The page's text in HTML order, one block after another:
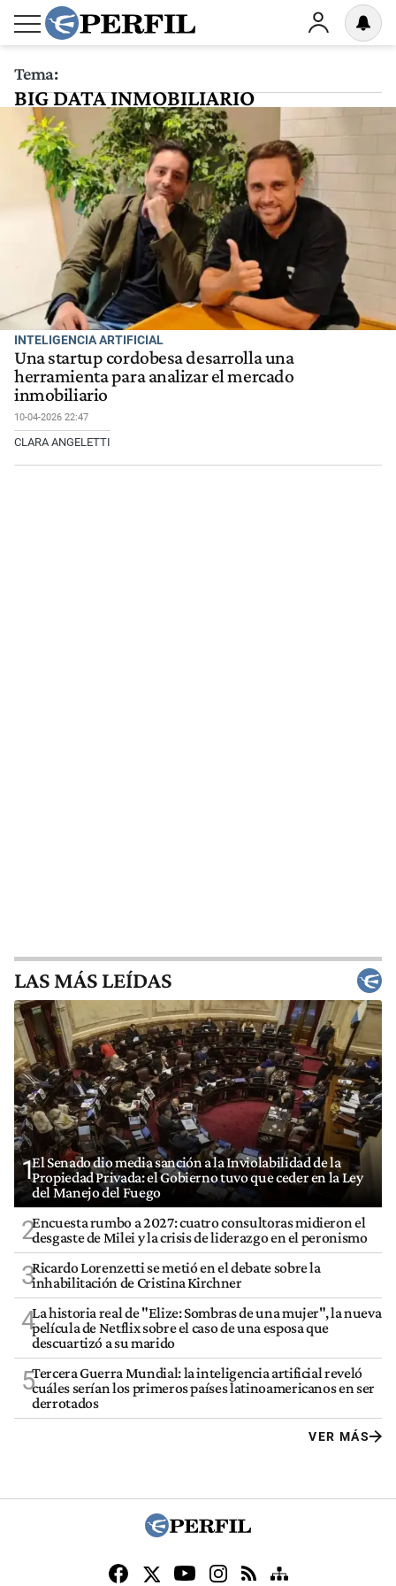
Tema:
BIG DATA INMOBILIARIO
INTELIGENCIA ARTIFICIAL
Una startup cordobesa desarrolla una
herramienta para analizar el mercado
inmobiliario
10-04-2026 22:47
CLARA ANGELETTI
LAS MÁS LEÍDAS
1El Senado dio media sanción a la Inviolabilidad de la
Propiedad Privada: el Gobierno tuvo que ceder en la Ley
del Manejo del Fuego
2Encuesta rumbo a 2027: cuatro consultoras midieron el
desgaste de Milei y la crisis de liderazgo en el peronismo
3Ricardo Lorenzetti se metió en el debate sobre la
inhabilitación de Cristina Kirchner
4La historia real de "Elize: Sombras de una mujer", la nueva
película de Netflix sobre el caso de una esposa que
descuartizó a su marido
5Tercera Guerra Mundial: la inteligencia artificial reveló
cuáles serían los primeros países latinoamericanos en ser
derrotados
VER MÁS